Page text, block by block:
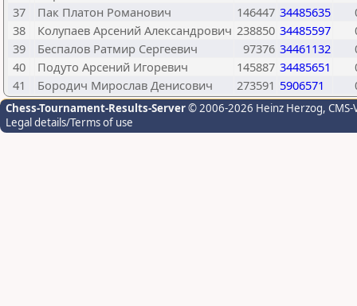
37
Пак Платон Романович 146447 34485635
38
Колупаев Арсений Александрович 238850 34485597
39
Беспалов Ратмир Сергеевич 97376 34461132
40
Подуто Арсений Игоревич 145887 34485651
41
Бородич Мирослав Денисович 273591 5906571
Chess-Tournament-Results-Server© 2006-2026 Heinz Herzog,
Legal details/Terms of use